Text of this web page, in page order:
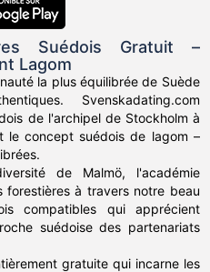
Suédois Gratuit –
Lagom
la plus équilibrée de Suède
Svenskadating.com
de l'archipel de Stockholm à
le concept suédois de lagom –
de Malmö, l'académie
forestières à travers notre beau
compatibles qui apprécient
suédoise des partenariats
gratuite qui incarne les